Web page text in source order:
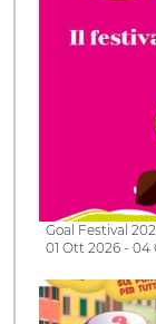
Goal Festival
01 Ott 2026 - 04